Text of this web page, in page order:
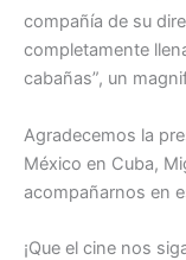
compañía de su
completamente
cabañas”, un
Agradecemos la
México en Cuba,
acompañarnos en
¡Que el cine nos